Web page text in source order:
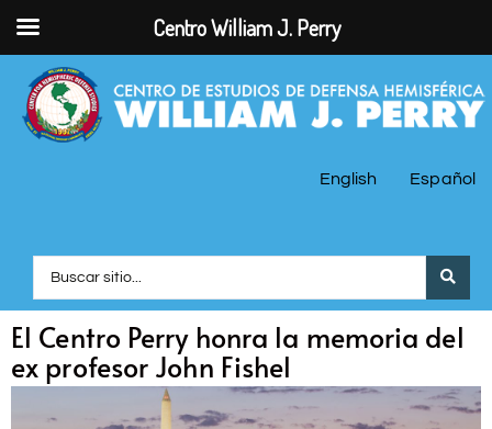
English Español
El Centro Perry honra la memoria del
ex profesor John Fishel
Centro William J. Perry